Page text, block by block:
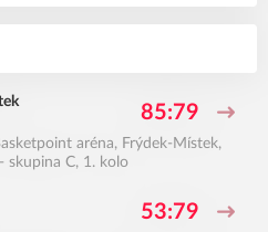
85:79
aréna, Frýdek-Místek,
skupina C, 1. kolo
53:79